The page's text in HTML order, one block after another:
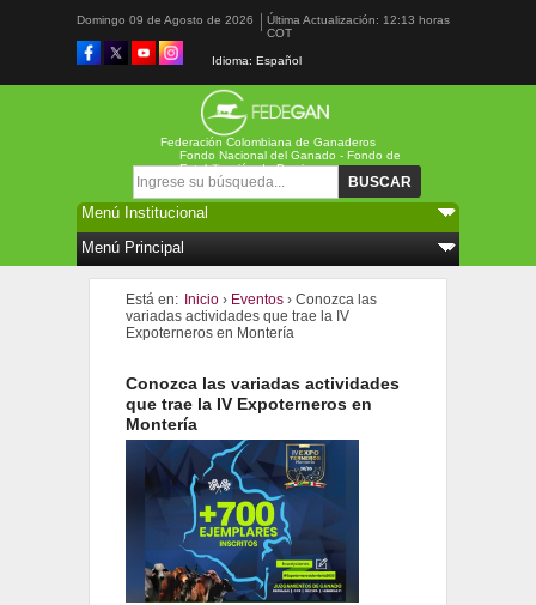
Domingo 09 de Agosto de 2026
Última Actualización: 12:13 horas
COT
Idioma: Español
Federación Colombiana de Ganaderos
Formulario de búsqueda
Fondo Nacional del Ganado - Fondo de
Estabilización de Precios
Está en: Inicio › Eventos › Conozca las
variadas actividades que trae la IV
Expoterneros en Montería
Conozca las variadas actividades
que trae la IV Expoterneros en
Montería